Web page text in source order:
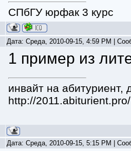
СПбГУ юрфак 3 курс
Дата: Среда, 2010-09-15, 4:59 PM |
1 пример из
инвайт на абитуриент,
http://
Дата: Среда, 2010-09-15, 5:15 PM |